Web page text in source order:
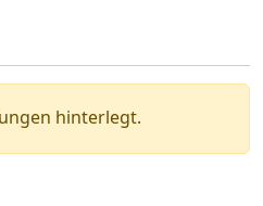
hinterlegt.